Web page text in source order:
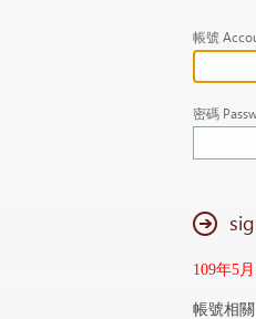
帳號
密碼
109年5
帳號相關